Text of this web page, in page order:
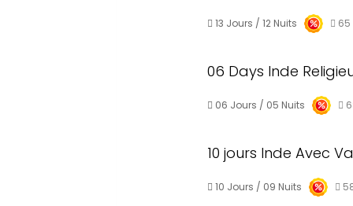
13 Jours / 12 Nuits 65
06 Days Inde
06 Jours / 05 Nuits
10 jours Inde Avec
10 Jours / 09 Nuits